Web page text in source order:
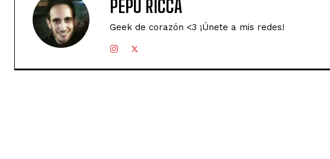
PEPU RICCA
Geek de corazón <3 ¡Únete a mis redes!